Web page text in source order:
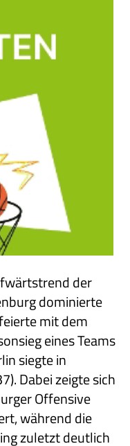
der
dominierte
mit dem
eines Teams
siegte in
Dabei zeigte sich
Offensive
während die
zuletzt deutlich